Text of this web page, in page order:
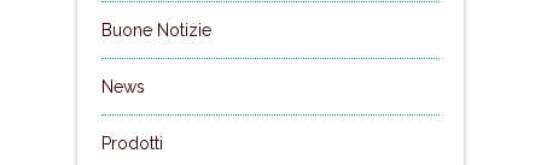
Buone Notizie
News
Prodotti